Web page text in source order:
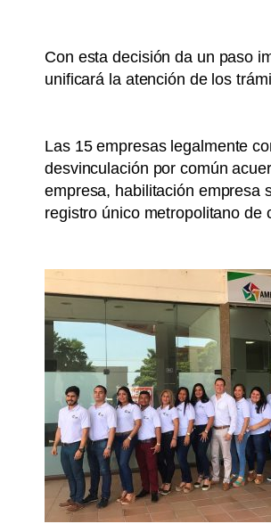
Con esta decisión da un paso
unificará la atención de los
Las 15 empresas legalmente
desvinculación por común
empresa, habilitación empresa
registro único metropolitano de